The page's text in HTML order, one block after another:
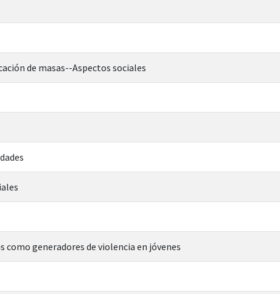
de masas--Aspectos sociales
generadores de violencia en jóvenes